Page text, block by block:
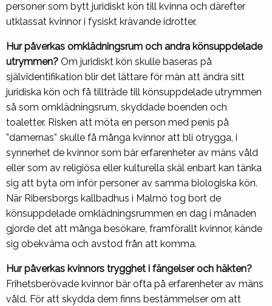
personer som bytt juridiskt kön till kvinna och därefter
utklassat kvinnor i fysiskt krävande idrotter.
Hur påverkas omklädningsrum och andra könsuppdelade
utrymmen? Om juridiskt kön skulle baseras på
självidentifikation blir det lättare för män att ändra sitt
juridiska kön och få tillträde till könsuppdelade utrymmen
så som omklädningsrum, skyddade boenden och
toaletter. Risken att möta en person med penis på
”damernas” skulle få många kvinnor att bli otrygga, i
synnerhet de kvinnor som bär erfarenheter av mäns våld
eller som av religiösa eller kulturella skäl enbart kan tänka
sig att byta om inför personer av samma biologiska kön.
När Ribersborgs kallbadhus i Malmö tog bort de
könsuppdelade omklädningsrummen en dag i månaden
gjorde det att många besökare, framförallt kvinnor, kände
sig obekväma och avstod från att komma.
Hur påverkas kvinnors trygghet i fängelser och häkten?
Frihetsberövade kvinnor bär ofta på erfarenheter av mäns
våld. För att skydda dem finns bestämmelser om att